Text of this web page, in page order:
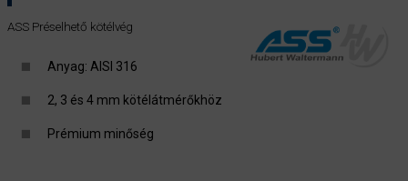
ASS Préselhető kötélvég
Anyag: AISI 316
2, 3 és 4 mm kötélátmérőkhöz
Prémium minőség